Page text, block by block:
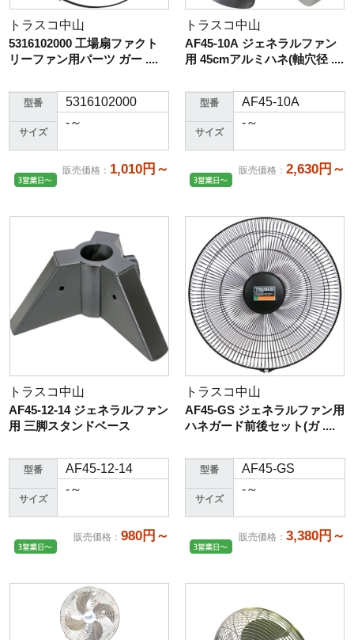
トラスコ中山
5316102000 工場扇ファクト
リーファン用パーツ ガー ....
型番 5316102000
サイズ
-～
販売価格 ： 1,010円～
トラスコ中山
AF45-10A ジェネラルファン
用 45cmアルミハネ(軸穴径 ....
型番 AF45-10A
サイズ
-～
販売価格 ： 2,630円～
トラスコ中山
AF45-12-14 ジェネラルファン
用 三脚スタンドベース
型番 AF45-12-14
サイズ
-～
販売価格 ： 980円～
トラスコ中山
AF45-GS ジェネラルファン用
ハネガード前後セット(ガ ....
型番 AF45-GS
サイズ
-～
販売価格 ： 3,380円～